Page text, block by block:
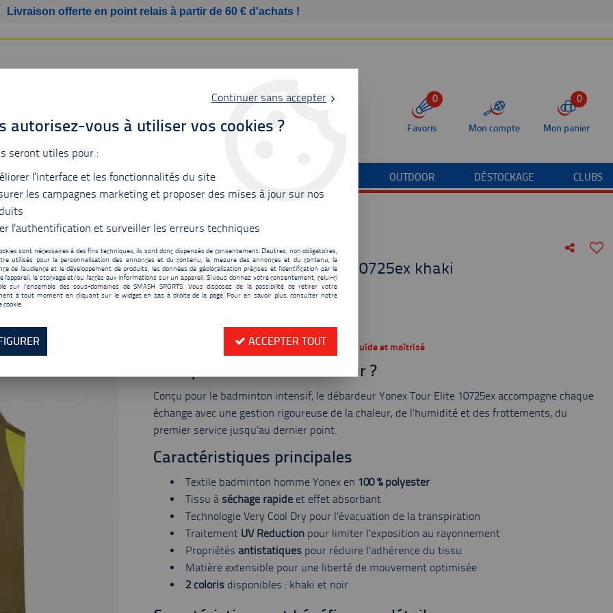
Livraison offerte en point relais à partir de 60 € d'achats !
0
Favoris Mon compte
0
Mon panier
BAGAGERIE ACCESSOIRES OUTDOOR DÉSTOCKAGE CLUBS
élite 10725ex khaki
Débardeur Yonex Tour élite 10725ex khaki
39,90€TTCau lieu de45,00
Débardeur Yonex Tour Elite 10725ex pour un jeu fluide et maîtrisé
Pourquoi choisir ce débardeur ?
Conçu pour le badminton intensif, le débardeur Yonex Tour Elite 10725ex accompagne chaque
échange avec une gestion rigoureuse de la chaleur, de l’humidité et des frottements, du
premier service jusqu’au dernier point.
Caractéristiques principales
Textile badminton homme Yonex en 100 % polyester
Tissu à séchage rapide et effet absorbant
Technologie Very Cool Dry pour l’évacuation de la transpiration
Traitement UV Reduction pour limiter l’exposition au rayonnement
Propriétés antistatiques pour réduire l’adhérence du tissu
Matière extensible pour une liberté de mouvement optimisée
2 coloris disponibles : khaki et noir
Continuer sans accepter
autorisez-vous à utiliser vos cookies ?
seront utiles pour :
l'interface et les fonctionnalités du site
les campagnes marketing et proposer des mises à jour sur nos
l'authentification et surveiller les erreurs techniques
sont nécessaires à des fins techniques, ils sont donc dispensés de consentement. D'autres, non obligatoires,
utilisés pour la personnalisation des annonces et du contenu, la mesure des annonces et du contenu, la
de l'audience et le développement de produits, les données de géolocalisation précises et l'identification par le
l'appareil, le stockage et/ou l'accès aux informations sur un appareil. Si vous donnez votre consentement, celui-ci
sur l’ensemble des sous-domaines de SMASH SPORTS. Vous disposez de la possibilité de retirer votre
à tout moment en cliquant sur le widget en bas à droite de la page. Pour en savoir plus, consulter notre
cookie.
ACCEPTER TOUT